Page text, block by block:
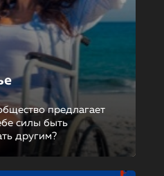
предлагает
силы быть
другим?